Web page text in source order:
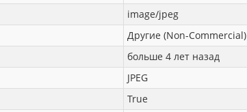
image/jpeg
Другие (Non-Commercial)
больше 4 лет назад
JPEG
True